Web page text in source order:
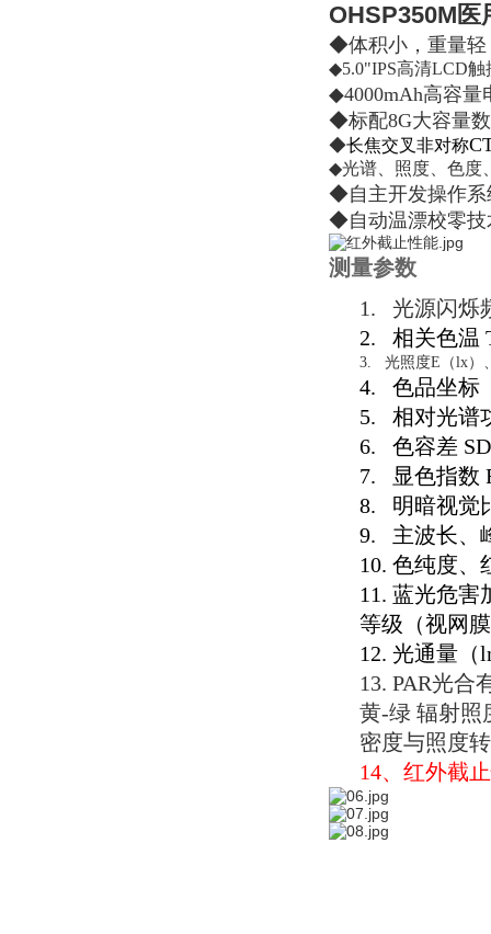
OHSP350M 医
◆体积小，重量轻
◆5.0"IPS高清LCD
◆4000mAh高容量
◆标配8G大容量
◆长焦交叉非对称
◆光谱、照度、色度
◆自主开发操作系
◆自动温漂校零技
测量参数
1.
光源闪烁
2.
相关色温
3. 光照度E（lx）
4.
色品坐标
5.
相对光谱
6.
色容差
7.
显色指数
8.
明暗视觉
9.
主波长、
10. 色纯度、
11. 蓝光危害
等级（视网
12. 光通量（
13. PAR光合
黄-绿 辐射照
密度与照度
14、红外截